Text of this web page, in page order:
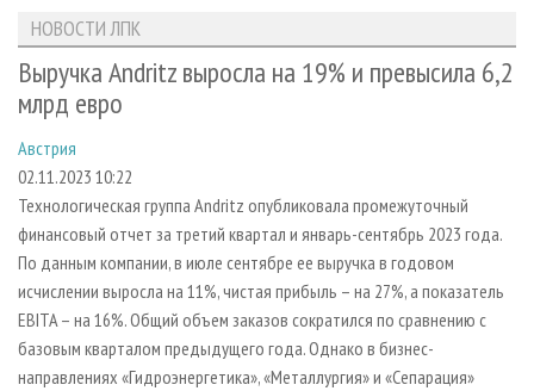
ЛЕСОЗАГОТОВКА
ЛЕСОПИЛЕНИЕ
СУШКА ДРЕВЕСИНЫ
ПРОИЗВОДСТВО ДРЕВЕСНЫХ ПЛИТ
ДЕРЕВЯННОЕ ДОМОСТРОЕНИЕ
ПРОИЗВОДСТВО МЕБЕЛИ
БИОЭНЕРГЕТИКА
ЦБП
НОВОСТИ ЛПК
НОВОСТИ ЖУРНАЛА
ПРОЕКТЫ ЛПИ
АНАЛИТИКА
ПРЕДПРИЯТИЯ ЛПК
ПЕРСОНЫ
МОБИЛЬНЫЕ ВЫСТАВКИ
ОФИЦИАЛЬНЫЕ ДЕЛЕГАЦИИ
ПРИОРИТЕТНЫЕ ИНВЕСТПРОЕКТЫ
RUSSIAN FORESTRY REVIEW
ГАЗЕТА ЛЕСПРОМФОРУМ
АРХИВ ЖУРНАЛОВ
О ЖУРНАЛЕ
КОНТАКТЫ
РЕКЛАМОДАТЕЛЯМ
РЕКЛАМА
РЕКЛАМА НА САЙТЕ
НОВОСТИ ЛПК
Выручка Andritz выросла на 19% и превысила 6,2
млрд евро
Австрия
02.11.2023 10:22
Технологическая группа Andritz опубликовала промежуточный
финансовый отчет за третий квартал и январь-сентябрь 2023 года.
По данным компании, в июле сентябре ее выручка в годовом
исчислении выросла на 11%, чистая прибыль – на 27%, а показатель
EBITA – на 16%. Общий объем заказов сократился по сравнению с
базовым кварталом предыдущего года. Однако в бизнес-
направлениях «Гидроэнергетика», «Металлургия» и «Сепарация»